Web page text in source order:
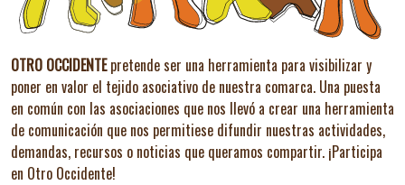
OTRO OCCIDENTEpretende ser una herramienta para visibilizar y
poner en valor el tejido asociativo de nuestra comarca. Una puesta
en común con las asociaciones que nos llevó a crear una herramienta
de comunicación que nos permitiese difundir nuestras actividades,
demandas, recursos o noticias que queramos compartir. ¡Participa
en Otro Occidente!